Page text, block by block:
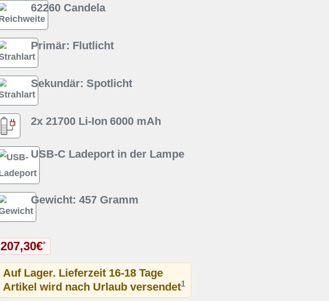
62260 Candela
Primär: Flutlicht
Sekundär: Spotlicht
2x21700 Li-Ion 6000 mAh
USB-C Ladeport in der Lampe
Gewicht: 457 Gramm
207,30€*
Auf Lager. Lieferzeit 16-18 Tage
Artikel wird nach Urlaub versendet1